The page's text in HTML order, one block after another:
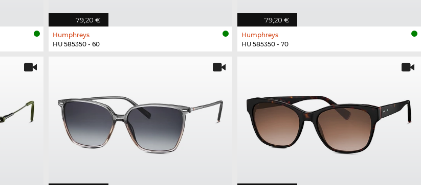
79,20 €
Humphreys
HU 585350 - 60
79,20 €
Humphreys
HU 585350 - 70